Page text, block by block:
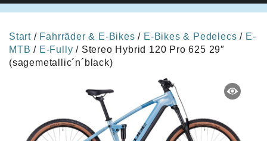
Start / Fahrräder & E-Bikes / E-Bikes & Pedelecs / E-
MTB / E-Fully / Stereo Hybrid 120 Pro 625 29″
(sagemetallic´n´black)